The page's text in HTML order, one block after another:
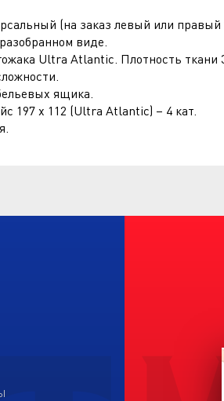
(на заказ левый или правый
виде.
Ultra Atlantic. Плотность ткани
ящика.
197 х 112 (Ultra Atlantic) – 4 кат.